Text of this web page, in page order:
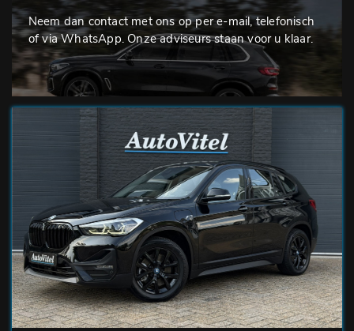
Neem dan contact met ons op per e-mail, telefonisch
of via WhatsApp. Onze adviseurs staan voor u klaar.